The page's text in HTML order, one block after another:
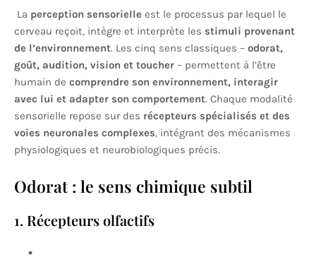
La perception sensorielle est le processus par lequel le
cerveau reçoit, intègre et interprète les stimuli provenant
de l’environnement. Les cinq sens classiques – odorat,
goût, audition, vision et toucher – permettent à l’être
humain de comprendre son environnement, interagir
avec lui et adapter son comportement. Chaque modalité
sensorielle repose sur des récepteurs spécialisés et des
voies neuronales complexes, intégrant des mécanismes
physiologiques et neurobiologiques précis.
Odorat : le sens chimique subtil
1. Récepteurs olfactifs